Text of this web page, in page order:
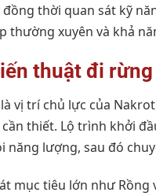
thời quan sát kỹ
thường xuyên và khả
thuật đi
vị trí chủ lực của
thiết. Lộ trình khởi
năng lượng, sau đó
mục tiêu lớn như